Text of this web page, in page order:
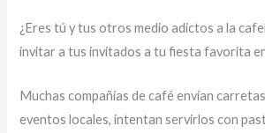
¿Eres tú y tus otros medio adictos a la
invitar a tus invitados a tu fiesta favorita
Muchas compañías de café envían
eventos locales, intentan servirlos con